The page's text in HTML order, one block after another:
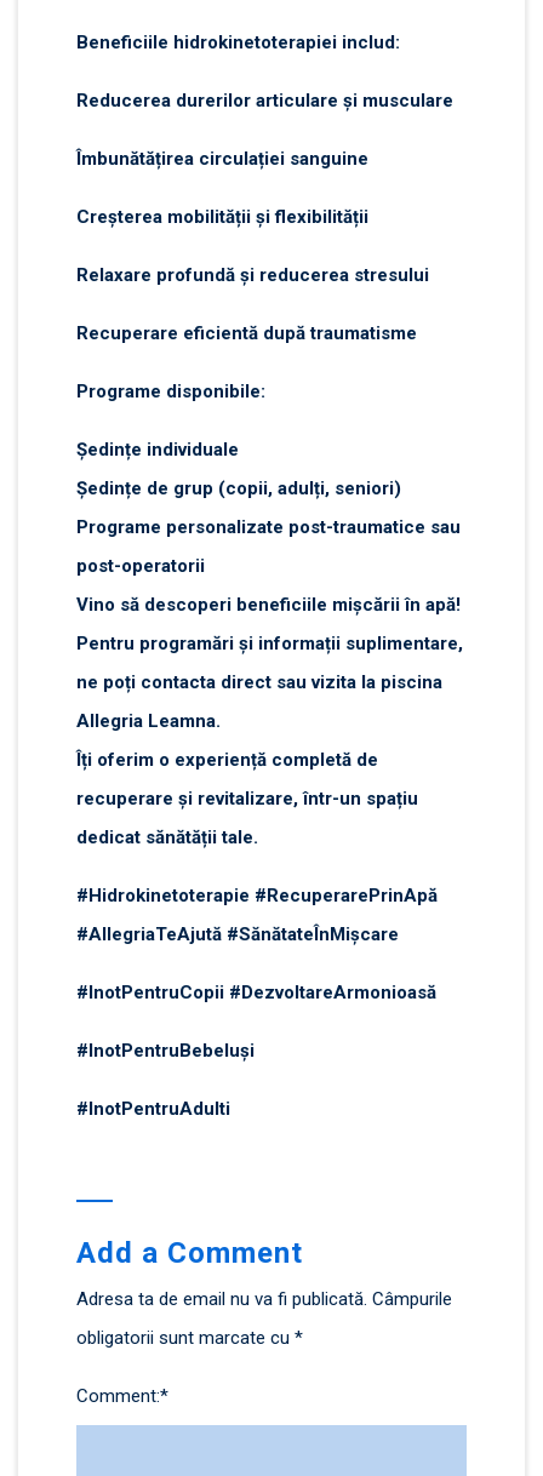
Beneficiile hidrokinetoterapiei includ:
Reducerea durerilor articulare și musculare
Îmbunătățirea circulației sanguine
Creșterea mobilității și flexibilității
Relaxare profundă și reducerea stresului
Recuperare eficientă după traumatisme
Programe disponibile:
Ședințe individuale
Ședințe de grup (copii, adulți, seniori)
Programe personalizate post-traumatice sau
post-operatorii
Vino să descoperi beneficiile mișcării în apă!
Pentru programări și informații suplimentare,
ne poți contacta direct sau vizita la piscina
Allegria Leamna.
Îți oferim o experiență completă de
recuperare și revitalizare, într-un spațiu
dedicat sănătății tale.
#Hidrokinetoterapie #RecuperarePrinApă
#AllegriaTeAjută #SănătateÎnMișcare
#InotPentruCopii #DezvoltareArmonioasă
#InotPentruBebeluşi
#InotPentruAdulti
Add a Comment
Adresa ta de email nu va fi publicată. Câmpurile
obligatorii sunt marcate cu *
Comment:*